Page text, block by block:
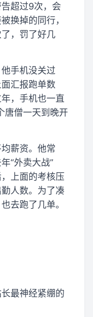
超过9次，会
换掉的同行，
，罚了好几
手机没关过
汇报跑单数
，手机也一直
唐僧一天到晚开
薪资。他常
“外卖大战”
上面的考核压
人数。为了凑
去跑了几单。
最神经紧绷的